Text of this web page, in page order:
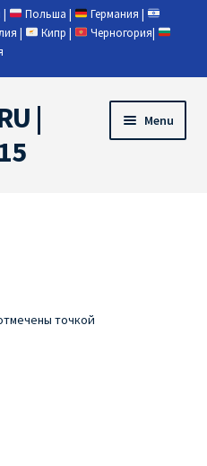
| Польша | Германия |
| Кипр | Черногория|
|
Menu
точкой